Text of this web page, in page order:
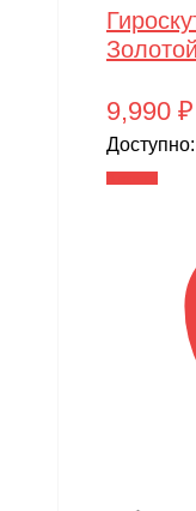
Золотой
9,990 ₽
Доступно: